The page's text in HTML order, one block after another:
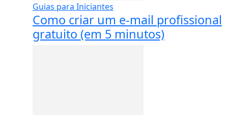
Guias para Iniciantes
Como criar um e-mail profissional
gratuito (em 5 minutos)